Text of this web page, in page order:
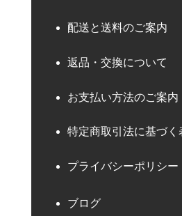
配送と送料のご案内
返品・交換について
お支払い方法のご案内
特定商取引法に基づく
プライバシーポリシー
ブログ